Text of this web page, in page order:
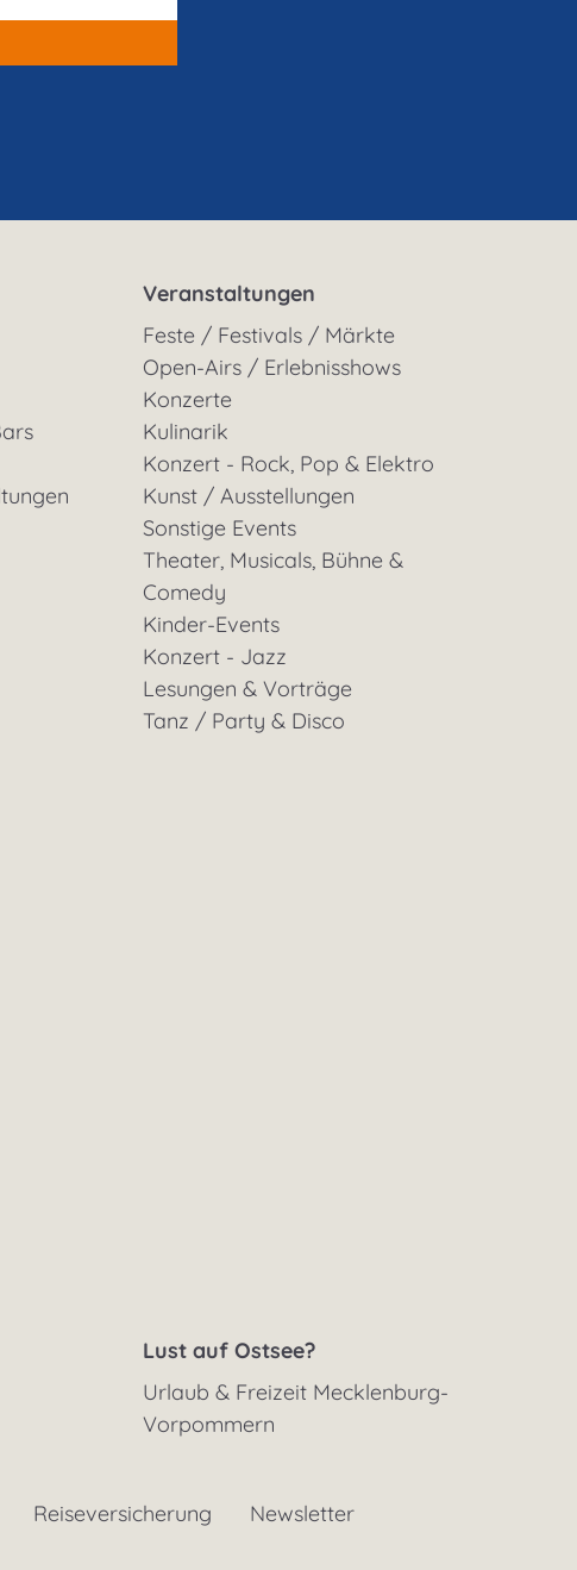
Veranstaltungen
Feste / Festivals / Märkte
Open-Airs / Erlebnisshows
Konzerte
Kulinarik
Konzert - Rock, Pop & Elektro
Kunst / Ausstellungen
Sonstige Events
Theater, Musicals, Bühne &
Comedy
Kinder-Events
Konzert - Jazz
Lesungen & Vorträge
Tanz / Party & Disco
Lust auf Ostsee?
Urlaub & Freizeit Mecklenburg-
Vorpommern
Reiseversicherung Newsletter